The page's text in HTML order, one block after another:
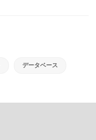
データベース